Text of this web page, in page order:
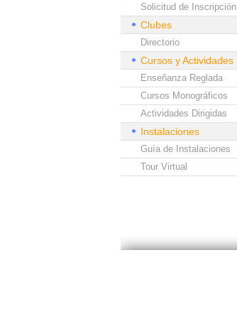
Solicitud de Inscripción
Clubes
Directorio
Cursos y Actividades
Enseñanza Reglada
Cursos Monográficos
Actividades Dirigidas
Instalaciones
Guía de Instalaciones
Tour Virtual